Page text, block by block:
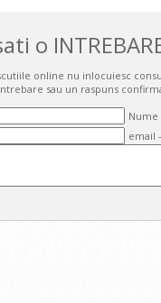
o
online nu inlocuiesc
sau un raspuns
Nume
email